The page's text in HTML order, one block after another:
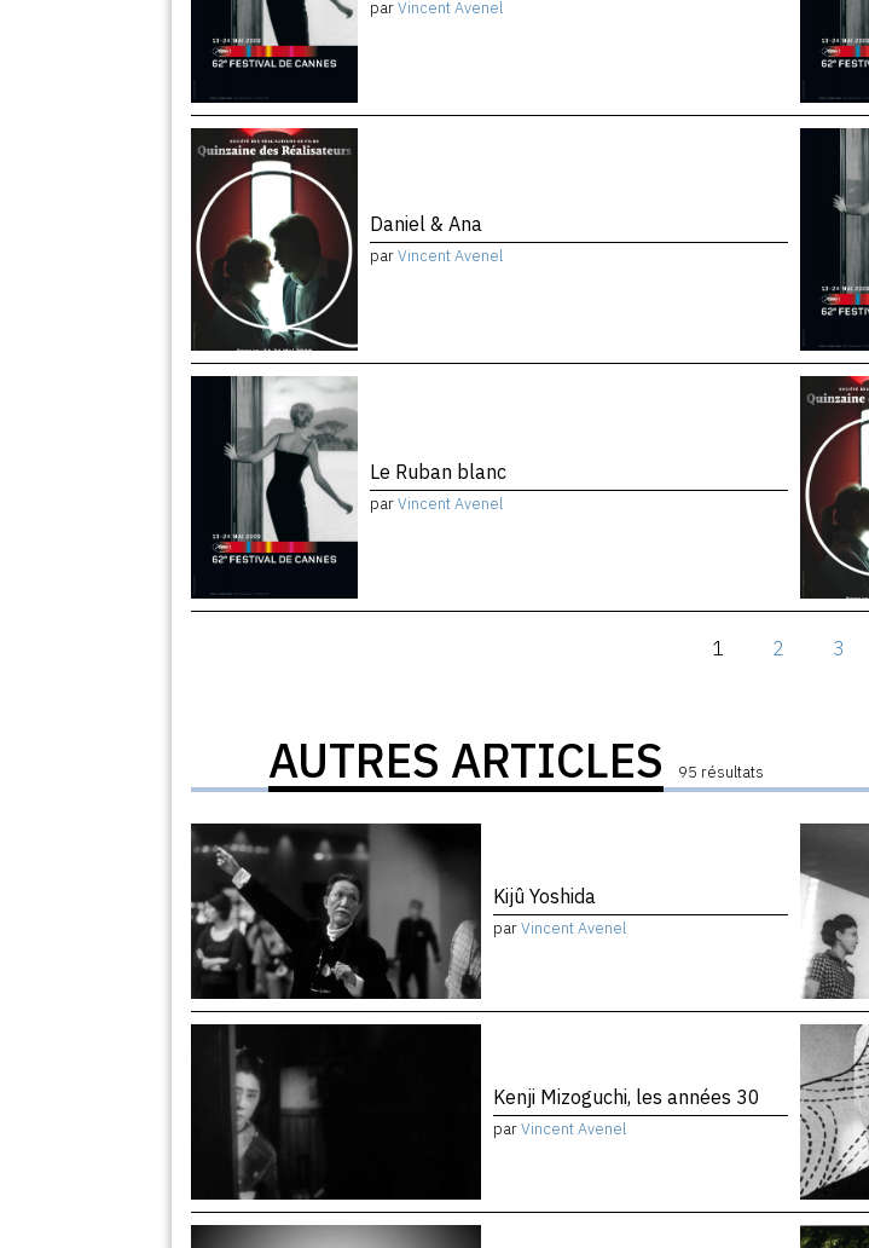
parVincent Avenel
Daniel & Ana
parVincent Avenel
Le Ruban blanc
parVincent Avenel
1 2 3
AUTRES ARTICLES 95 résultats
Kijû Yoshida
parVincent Avenel
Kenji Mizoguchi, les années 30
parVincent Avenel